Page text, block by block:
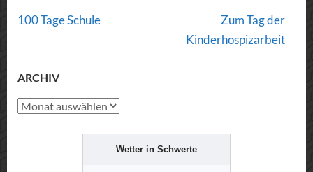
Post
100 Tage Schule
Zum Tag der
Kinderhospizarbeit
ARCHIV
Archiv
Wetter in Schwerte